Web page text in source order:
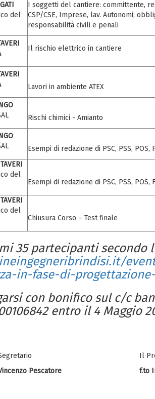
del
I soggetti del cantiere: committente,
CSP/CSE, Imprese, lav. Autonomi;
responsabilità civili e penali
Il rischio elettrico in cantiere
Lavori in ambiente ATEX
Rischi chimici - Amianto
Esempi di redazione di PSC, PSS, POS,
TAVERI
del
Esempi di redazione di PSC, PSS, POS,
TAVERI
del
Chiusura Corso – Test finale
35 partecipantisecondo
in-fase-di-
con bonifico sul c/c
entro il 4
Il
Pescatore
f.to